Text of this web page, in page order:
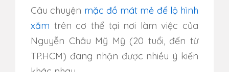
Câu chuyện mặc đồ mát mẻ để lộ hình
xăm trên cơ thể tại nơi làm việc của
Nguyễn Châu Mỹ Mỹ (20 tuổi, đến từ
TP.HCM) đang nhận được nhiều ý kiến